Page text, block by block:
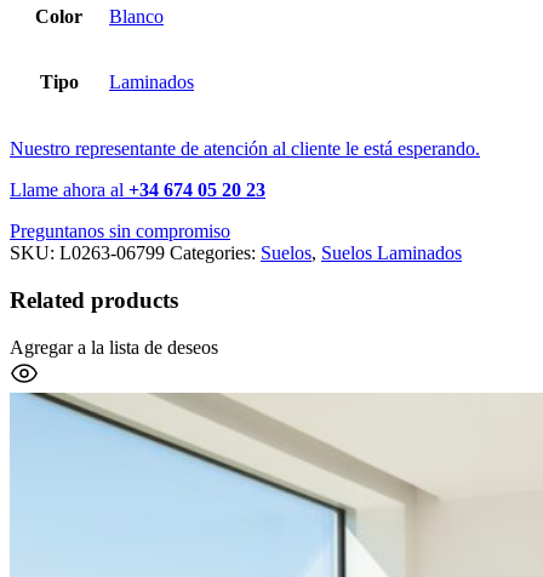
Color Blanco
Tipo Laminados
Nuestro representante de atención al cliente le está esperando.
Llame ahora al +34 674 05 20 23
Preguntanos sin compromiso
SKU: L0263-06799 Categories: Suelos, Suelos Laminados
Related products
Agregar a la lista de deseos